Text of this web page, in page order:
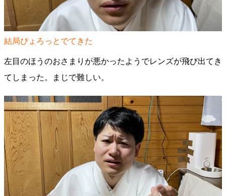
結局ぴょろっとでてきた
左目のほうのおさまりが悪かったようでレンズが飛び出てき
てしまった。まじで難しい。